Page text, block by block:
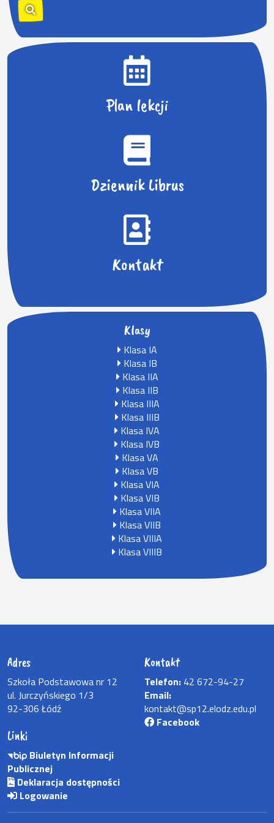
k
a
j
:
Plan lekcji
Dziennik Librus
Kontakt
Klasy
Klasa IA
Klasa IB
Klasa IIA
Klasa IIB
Klasa IIIA
Klasa IIIB
Klasa IVA
Klasa IVB
Klasa VA
Klasa VB
Klasa VIA
Klasa VIB
Klasa VIIA
Klasa VIIB
Klasa VIIIA
Klasa VIIIB
Adres
Szkoła Podstawowa nr 12
ul. Jurczyńskiego 1/3
92-306 Łódź
Kontakt
Telefon: 42 672-94-27
Email:
kontakt@sp12.elodz.edu.pl
Facebook
Linki
Biuletyn Informacji
Publicznej
Deklaracja dostępności
Logowanie